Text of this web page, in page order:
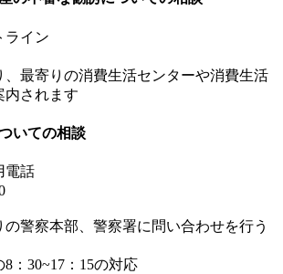
ライン
最寄りの消費生活センターや消費生活
内されます
いての相談
電話
の警察本部、警察署に問い合わせを行う
：30~17：15の対応